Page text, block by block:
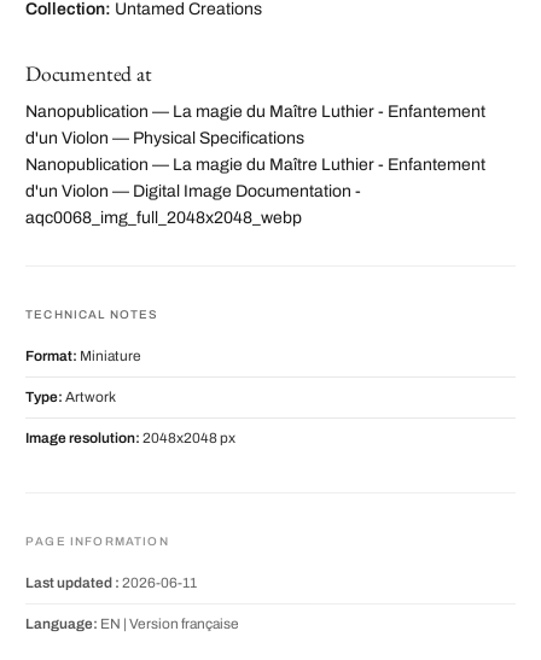
Collection: Untamed Creations
Documented at
Nanopublication — La magie du Maître Luthier - Enfantement
d'un Violon — Physical Specifications
Nanopublication — La magie du Maître Luthier - Enfantement
d'un Violon — Digital Image Documentation -
aqc0068_img_full_2048x2048_webp
TECHNICAL NOTES
Format: Miniature
Type: Artwork
Image resolution: 2048x2048 px
PAGE INFORMATION
Last updated : 2026-06-11
Language: EN | Version française